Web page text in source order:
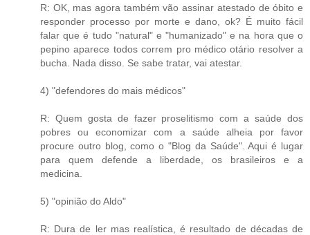
R: OK, mas agora também vão assinar atestado de óbito e
responder processo por morte e dano, ok? É muito fácil
falar que é tudo "natural" e "humanizado" e na hora que o
pepino aparece todos correm pro médico otário resolver a
bucha. Nada disso. Se sabe tratar, vai atestar.
4) "defendores do mais médicos"
R: Quem gosta de fazer proselitismo com a saúde dos
pobres ou economizar com a saúde alheia por favor
procure outro blog, como o "Blog da Saúde". Aqui é lugar
para quem defende a liberdade, os brasileiros e a
medicina.
5) "opinião do Aldo"
R: Dura de ler mas realística, é resultado de décadas de